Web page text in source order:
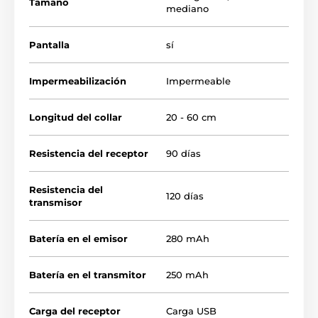
perros sensibles o propensos a las erupciones
mediano
Pantalla sí
Impermeabilización Impermeable
Longitud del collar 20 - 60 cm
Resistencia del receptor 90 días
Resistencia del
transmisor
120 días
Batería en el emisor 280 mAh
Batería en el transmitor 250 mAh
Carga del receptor Carga USB